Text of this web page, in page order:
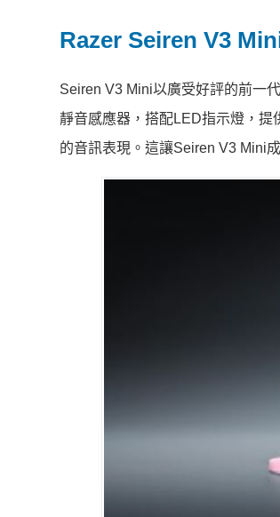
Razer Seiren V3
Seiren V3 Mini以廣受好評的前一
靜音感應器，搭配LED指示燈，提
的音訊表現。這讓Seiren V3 Mini